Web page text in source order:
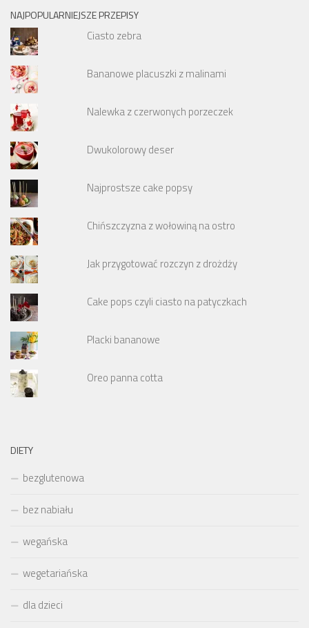
NAJPOPULARNIEJSZE PRZEPISY
Ciasto zebra
Bananowe placuszki z malinami
Nalewka z czerwonych porzeczek
Dwukolorowy deser
Najprostsze cake popsy
Chińszczyzna z wołowiną na ostro
Jak przygotować rozczyn z drożdży
Cake pops czyli ciasto na patyczkach
Placki bananowe
Oreo panna cotta
DIETY
bezglutenowa
bez nabiału
wegańska
wegetariańska
dla dzieci